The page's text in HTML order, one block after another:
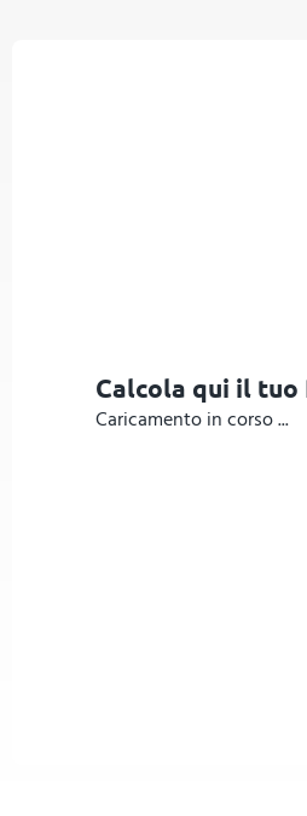
Calcola qui il
Caricamento in corso ...